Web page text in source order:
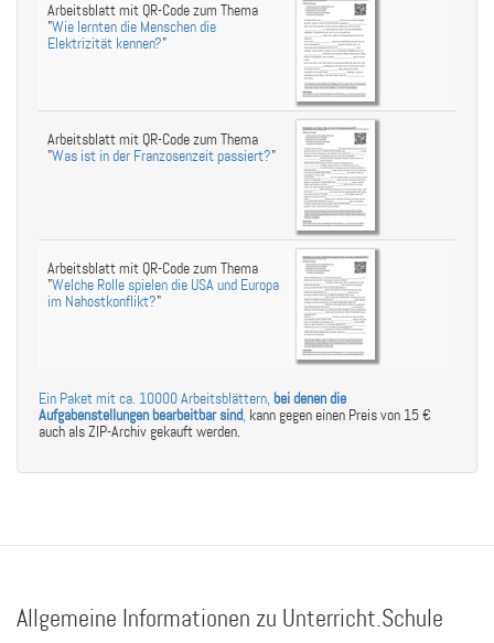
Arbeitsblatt mit QR-Code zum Thema
"Wie lernten die Menschen die
Elektrizität kennen?"
Arbeitsblatt mit QR-Code zum Thema
"Was ist in der Franzosenzeit passiert?"
Arbeitsblatt mit QR-Code zum Thema
"Welche Rolle spielen die USA und Europa
im Nahostkonflikt?"
Ein Paket mit ca. 10000 Arbeitsblättern, bei denen die
Aufgabenstellungen bearbeitbar sind, kann gegen einen Preis von 15 €
auch als ZIP-Archiv gekauft werden.
Allgemeine Informationen zu Unterricht.Schule